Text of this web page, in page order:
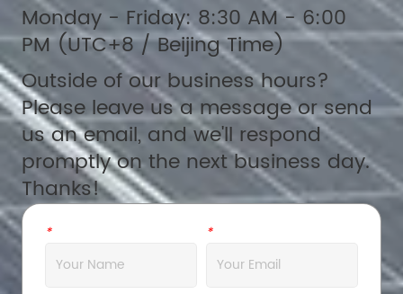
Monday - Friday: 8:30 AM - 6:00
PM (UTC+8 / Beijing Time)
Outside of our business hours?
Please leave us a message or send
us an email, and we'll respond
promptly on the next business day.
Thanks!
*Name *Email